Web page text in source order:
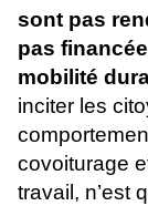
sont pas
pas
mobilité
inciter les
covoiturage
travail, n’est